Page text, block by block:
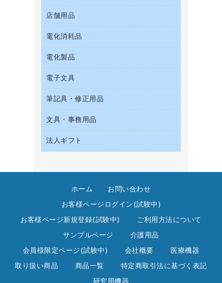
リングファイル
レターファイル
持ち出しファイル
統一伝票用ファイル
背幅が伸びるファイル
板目表紙・綴込表紙
名刺整理用品
レーザーポインター
大型シュレッダー（共配）
ゴミ袋
スポーツ・レジャー用品
スリッパ・サンダル・シューズ
その他雑貨
ダストボックス
ティッシュペーパー
トイレットペーパー
食品添加物製品
設計・製図用品
店舗用品
ＰＯＰ用品
カウンター／お会計用品
サイン・看板用品
ディスプレイ用品
レジ・ポリ袋
陳列什器
店舗運営用品
電化消耗品
アルバム
デスクライト
懐中電灯・ライト
乾電池・充電池
電球・蛍光灯
電化製品
ＡＶ機器・アクセサリー
ＯＡタップ／延長コード
キッチン・調理家電
その他電化製品
空調・季節家電
電子文具
その他電子文具
ラベルテープ
ラベルライター
電卓
筆記具・修正用品
シャープペンシル
シャープペンシル用替芯
ボールペン（ゲルインク）
文具・事務用品
カッター
スティックのり
ステープラー本体
ステープル針
スプレーのり クリーナー
セロハンテープ
その他文具
テープカッター
テープのり
法人ギフト
高島屋（食品・飲料）
ホーム お問い合わせ
お客様ページログイン(試験中)
お客様ページ新規登録(試験中) ご利用方法について
サンプルページ 介護用品
会員様限定ページ(試験中) 会社概要 医療機器
取り扱い商品 商品一覧 特定商取引法に基づく表記